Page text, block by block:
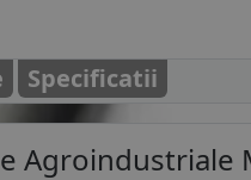
Specificatii
Agroindustriale